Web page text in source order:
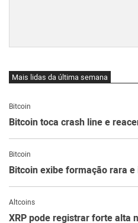
Mais lidas da última semana
Bitcoin
Bitcoin toca crash line e
Bitcoin
Bitcoin exibe formação rara
Altcoins
XRP pode registrar forte alta